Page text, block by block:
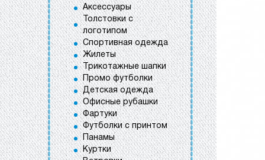
Аксессуары
Толстовки с
логотипом
Спортивная одежда
Жилеты
Трикотажные шапки
Промо футболки
Детская одежда
Офисные рубашки
Фартуки
Футболки с принтом
Панамы
Куртки